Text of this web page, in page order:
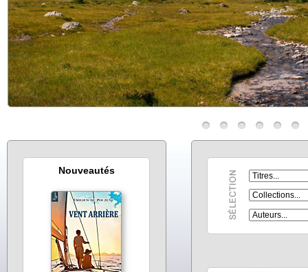
Nouveautés